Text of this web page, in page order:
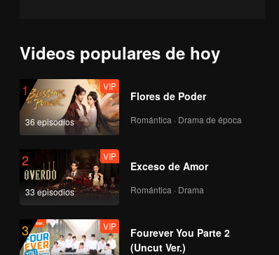
Videos populares de hoy
1
36 episodios
VIP
Flores de Poder
Romántica · Drama de época
2
33 episodios
VIP
Exceso de Amor
Romántica · Drama
3 VIP
Fourever You Parte 2
(Uncut Ver.)